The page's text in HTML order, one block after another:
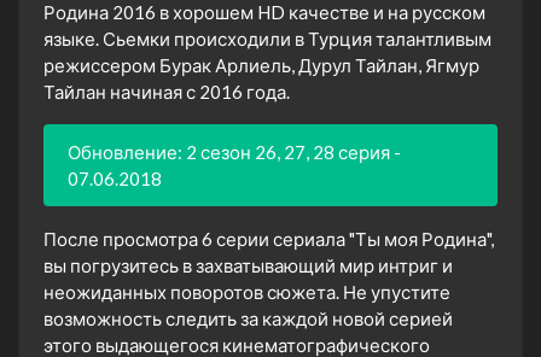
Родина 2016 в хорошем HD качестве и на русском
языке. Сьемки происходили в Турция талантливым
режиссером Бурак Арлиель, Дурул Тайлан, Ягмур
Тайлан начиная с 2016 года.
Обновление: 2 сезон 26, 27, 28 серия -
07.06.2018
После просмотра 6 серии сериала "Ты моя Родина",
вы погрузитесь в захватывающий мир интриг и
неожиданных поворотов сюжета. Не упустите
возможность следить за каждой новой серией
этого выдающегося кинематографического